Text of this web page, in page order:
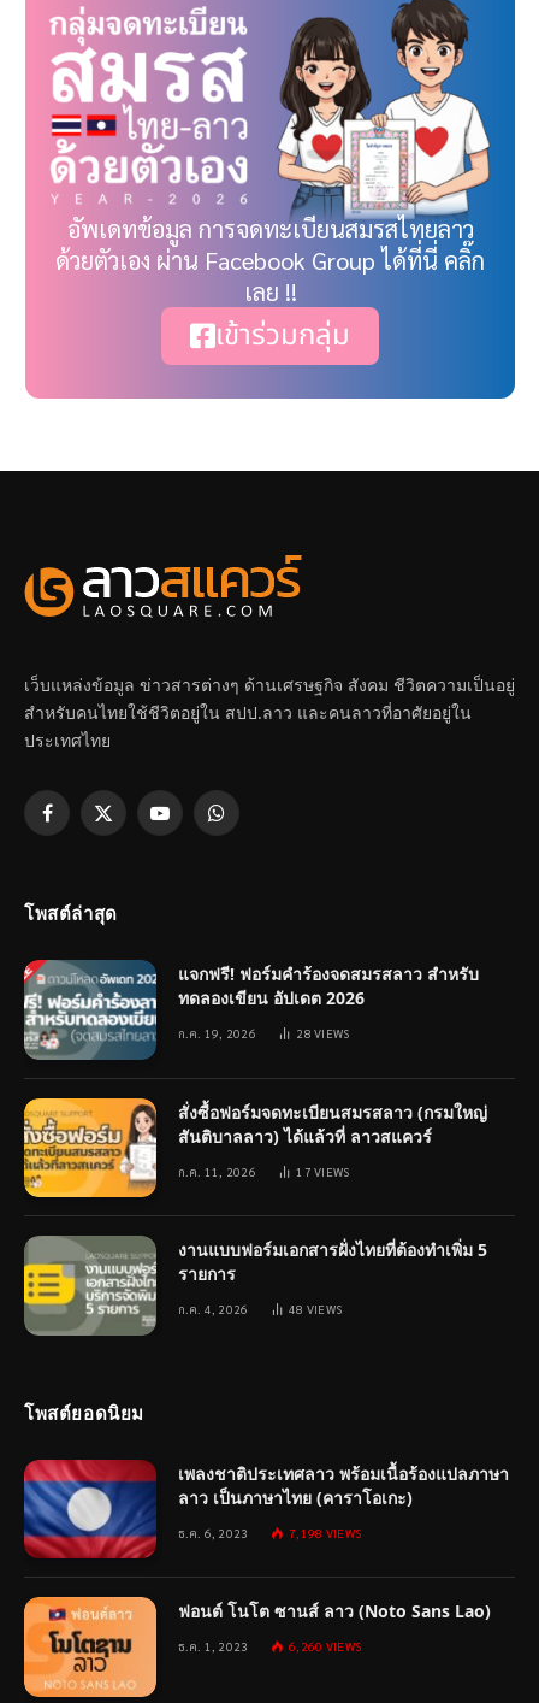
อัพเดทข้อมูล การจดทะเบียนสมรสไทยลาว
ด้วยตัวเอง ผ่าน Facebook Group ได้ที่นี่ คลิ๊ก
เลย !!
เข้าร่วมกลุ่ม
เว็บแหล่งข้อมูล ข่าวสารต่างๆ ด้านเศรษฐกิจ สังคม ชีวิตความเป็นอยู่
สำหรับคนไทยใช้ชีวิตอยู่ใน สปป.ลาว และคนลาวที่อาศัยอยู่ใน
ประเทศไทย
Facebook
X
YouTubeWhatsApp
โพสต์ล่าสุด
แจกฟรี! ฟอร์มคำร้องจดสมรสลาว สำหรับ
ทดลองเขียน อัปเดต 2026
ก.ค. 19, 2026 28VIEWS
สั่งซื้อฟอร์มจดทะเบียนสมรสลาว (กรมใหญ่
สันติบาลลาว) ได้แล้วที่ ลาวสแควร์
ก.ค. 11, 2026 17VIEWS
งานแบบฟอร์มเอกสารฝั่งไทยที่ต้องทำเพิ่ม 5
รายการ
ก.ค. 4, 2026 48 VIEWS
โพสต์ยอดนิยม
เพลงชาติประเทศลาว พร้อมเนื้อร้องแปลภาษา
ลาว เป็นภาษาไทย (คาราโอเกะ)
ธ.ค. 6, 2023 7,198 VIEWS
ฟอนต์ โนโต ซานส์ ลาว (Noto Sans Lao)
ธ.ค. 1, 2023 6,260 VIEWS